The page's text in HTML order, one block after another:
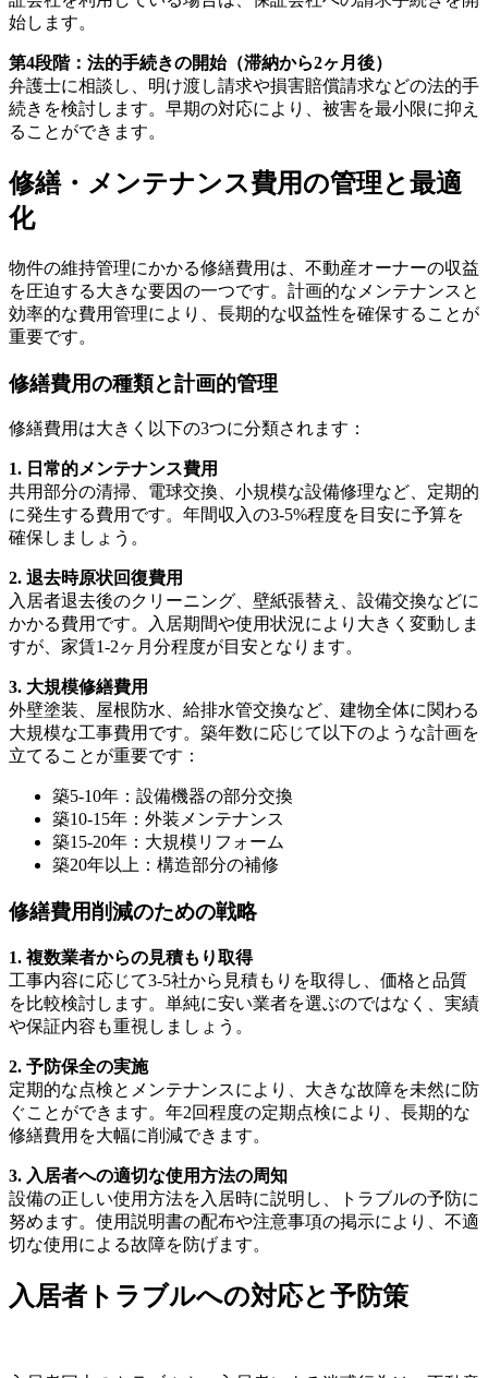
始します。
第4段階：法的手続きの開始（滞納から2ヶ月後）
弁護士に相談し、明け渡し請求や損害賠償請求などの法的手
続きを検討します。早期の対応により、被害を最小限に抑え
ることができます。
修繕・メンテナンス費用の管理と最適
化
物件の維持管理にかかる修繕費用は、不動産オーナーの収益
を圧迫する大きな要因の一つです。計画的なメンテナンスと
効率的な費用管理により、長期的な収益性を確保することが
重要です。
修繕費用の種類と計画的管理
修繕費用は大きく以下の3つに分類されます：
1. 日常的メンテナンス費用
共用部分の清掃、電球交換、小規模な設備修理など、定期的
に発生する費用です。年間収入の3-5%程度を目安に予算を
確保しましょう。
2. 退去時原状回復費用
入居者退去後のクリーニング、壁紙張替え、設備交換などに
かかる費用です。入居期間や使用状況により大きく変動しま
すが、家賃1-2ヶ月分程度が目安となります。
3. 大規模修繕費用
外壁塗装、屋根防水、給排水管交換など、建物全体に関わる
大規模な工事費用です。築年数に応じて以下のような計画を
立てることが重要です：
築5-10年：設備機器の部分交換
築10-15年：外装メンテナンス
築15-20年：大規模リフォーム
築20年以上：構造部分の補修
修繕費用削減のための戦略
1. 複数業者からの見積もり取得
工事内容に応じて3-5社から見積もりを取得し、価格と品質
を比較検討します。単純に安い業者を選ぶのではなく、実績
や保証内容も重視しましょう。
2. 予防保全の実施
定期的な点検とメンテナンスにより、大きな故障を未然に防
ぐことができます。年2回程度の定期点検により、長期的な
修繕費用を大幅に削減できます。
3. 入居者への適切な使用方法の周知
設備の正しい使用方法を入居時に説明し、トラブルの予防に
努めます。使用説明書の配布や注意事項の掲示により、不適
切な使用による故障を防げます。
入居者トラブルへの対応と予防策